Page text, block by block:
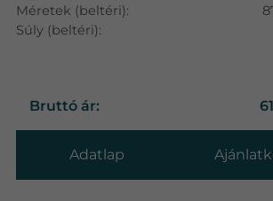
Méretek (beltéri):
Súly (beltéri):
Bruttó ár:
Adatlap